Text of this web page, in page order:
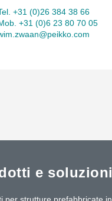
+31 (0)26 384 38 66
+31 (0)6 23 80 70 05
e soluzioni
per strutture prefabbricate in